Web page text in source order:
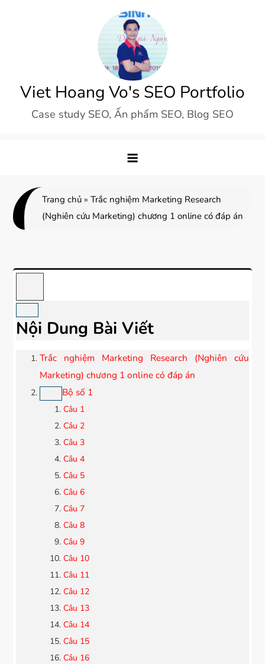
Viet Hoang Vo's SEO Portfolio
Case study SEO, Ấn phẩm SEO, Blog SEO
Trang chủ »Trắc nghiệm Marketing Research
(Nghiên cứu Marketing) chương 1 online có đáp án
Nội Dung Bài Viết
Trắc nghiệm Marketing Research (Nghiên cứu
Marketing) chương 1 online có đáp án
Bộ số 1
Câu 1
Câu 2
Câu 3
Câu 4
Câu 5
Câu 6
Câu 7
Câu 8
Câu 9
Câu 10
Câu 11
Câu 12
Câu 13
Câu 14
Câu 15
Câu 16